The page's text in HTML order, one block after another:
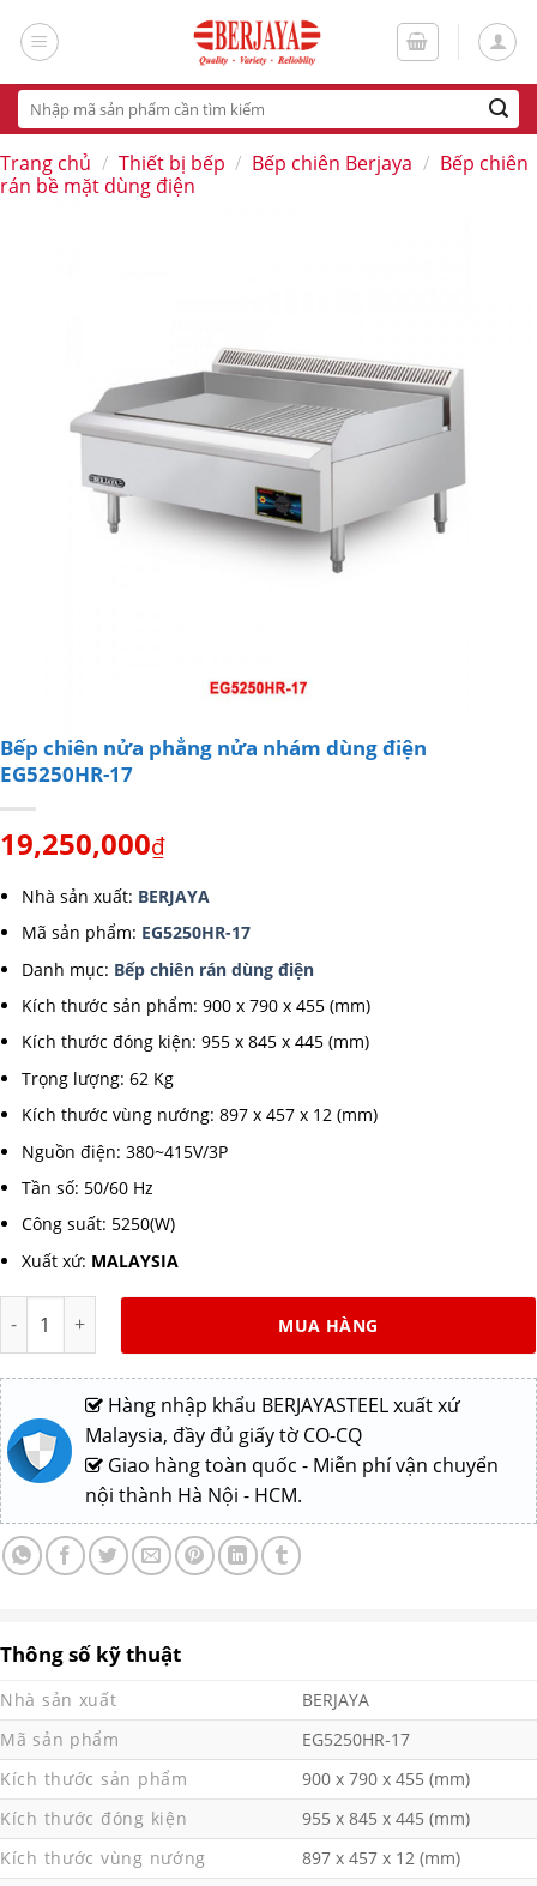
Tìm
kiếm:
Trang chủ / Thiết bị bếp / Bếp chiên Berjaya / Bếp chiên
rán bề mặt dùng điện
Bếp chiên nửa phẳng nửa nhám dùng điện
EG5250HR-17
19,250,000₫
Nhà sản xuất: BERJAYA
Mã sản phẩm: EG5250HR-17
Danh mục: Bếp chiên rán dùng điện
Kích thước sản phẩm: 900 x 790 x 455 (mm)
Kích thước đóng kiện: 955 x 845 x 445 (mm)
Trọng lượng: 62 Kg
Kích thước vùng nướng: 897 x 457 x 12 (mm)
Nguồn điện: 380~415V/3P
Tần số: 50/60 Hz
Công suất: 5250(W)
Xuất xứ: MALAYSIA
MUA HÀNG
Hàng nhập khẩu BERJAYASTEEL xuất xứ
Malaysia, đầy đủ giấy tờ CO-CQ
Giao hàng toàn quốc - Miễn phí vận chuyển
nội thành Hà Nội - HCM.
Thông số kỹ thuật
Nhà sản xuất
BERJAYA
Mã sản phẩm
EG5250HR-17
Kích thước sản phẩm
900 x 790 x 455 (mm)
Kích thước đóng kiện
955 x 845 x 445 (mm)
Kích thước vùng nướng
897 x 457 x 12 (mm)